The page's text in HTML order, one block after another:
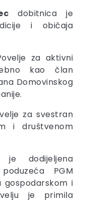
dobitnica je
i običaja
za aktivni
kao član
Domovinskog
za svestran
i društvenom
je dodijeljena
PGM
gospodarskom i
je primila